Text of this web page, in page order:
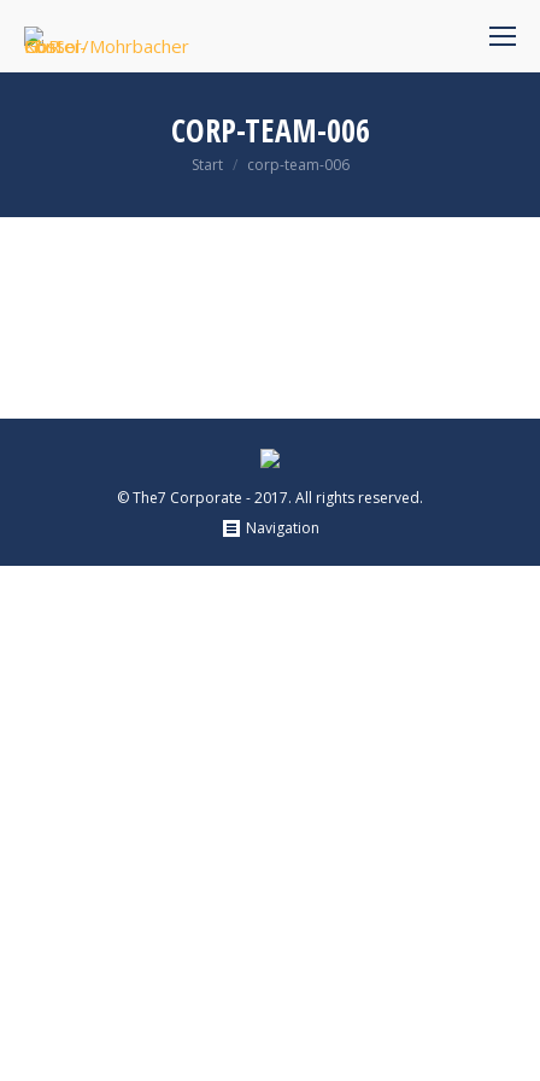
CORP-TEAM-006
Sie befinden sich hier:Start corp-team-006
© The7 Corporate - 2017. All rights reserved.
Navigation